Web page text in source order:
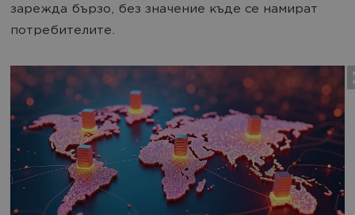
зарежда бързо, без значение къде се намират
потребителите.